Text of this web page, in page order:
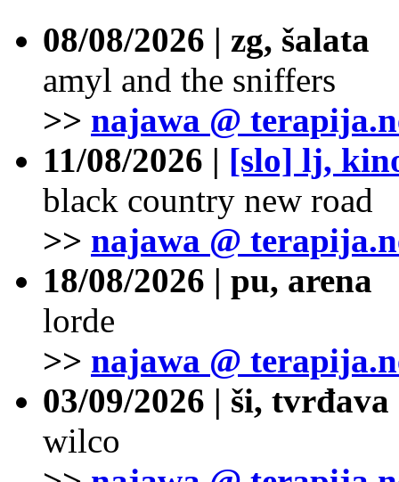
08/08/2026 | zg, šalata
amyl and the sniffers
>> najawa @
11/08/2026 | [slo] lj,
black country new road
>> najawa @
18/08/2026 | pu, arena
lorde
>> najawa @
03/09/2026 | ši,
wilco